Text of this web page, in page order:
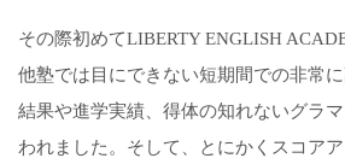
その際初めてLIBERTY ENGLISH
他塾では目にできない短期間での非常
結果や進学実績、得体の知れないグラ
われました。そして、とにかくスコア